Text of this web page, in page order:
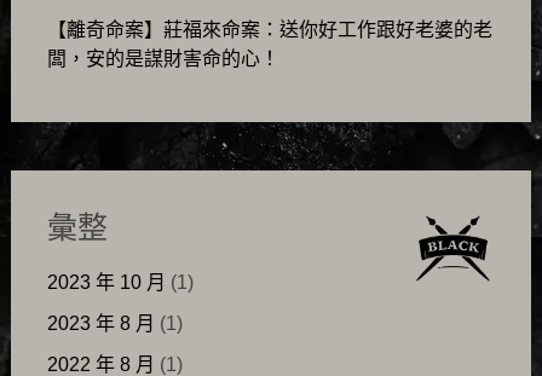
【離奇命案】莊福來命案：送你好工作跟好老婆的老
闆，安的是謀財害命的心！
彙整
2023 年 10 月 (1)
2023 年 8 月 (1)
2022 年 8 月 (1)